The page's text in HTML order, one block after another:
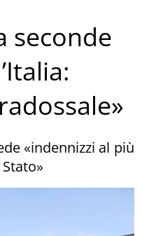
seconde
«indennizzi al più